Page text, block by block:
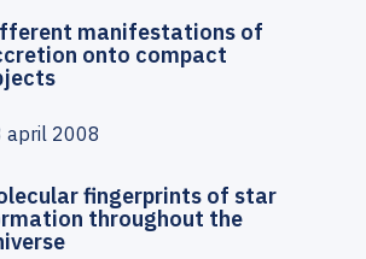
manifestations of
onto compact
april 2008
fingerprints of star
throughout the